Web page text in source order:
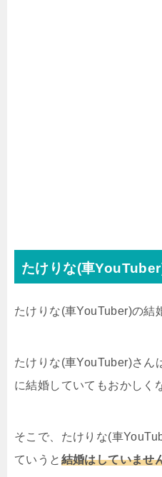
たけりな(車
たけりな(車YouTuber)の結
たけりな(車YouTuber)さん
に結婚していてもおかしく
そこで、たけりな(車
ていうと 結婚はしていませ